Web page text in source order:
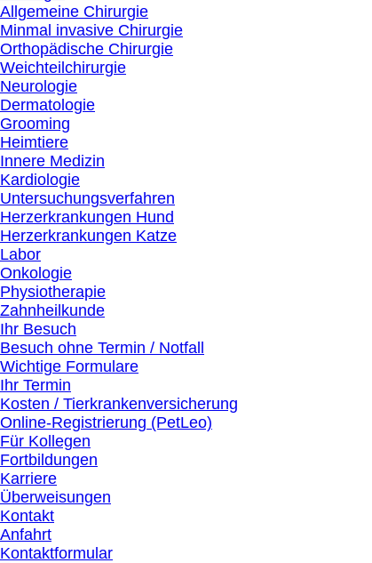
Allgemeine Chirurgie
Minmal invasive Chirurgie
Orthopädische Chirurgie
Weichteilchirurgie
Neurologie
Dermatologie
Grooming
Heimtiere
Innere Medizin
Kardiologie
Untersuchungsverfahren
Herzerkrankungen Hund
Herzerkrankungen Katze
Labor
Onkologie
Physiotherapie
Zahnheilkunde
Ihr Besuch
Besuch ohne Termin / Notfall
Wichtige Formulare
Ihr Termin
Kosten / Tierkrankenversicherung
Online-Registrierung (PetLeo)
Für Kollegen
Fortbildungen
Karriere
Überweisungen
Kontakt
Anfahrt
Kontaktformular